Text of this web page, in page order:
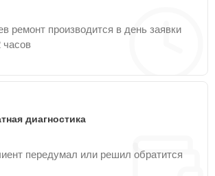
ремонт производится в день заявки
часов
диагностика
передумал или решил обратится